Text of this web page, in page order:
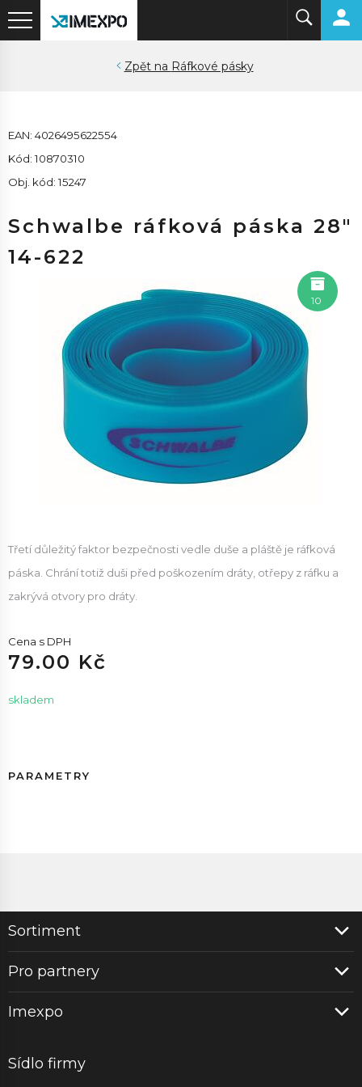
Ráfkové pásky
EAN: 4026495622554
Kód: 10870310
Obj. kód: 15247
Schwalbe ráfková páska 28"
14-622
10
Třetí důležitý faktor bezpečnosti vedle duše a pláště je ráfková
páska. Chrání totiž duši před poškozením dráty, otřepy z ráfku a
zakrývá otvory pro dráty.
Cena s DPH
79.00 Kč
skladem
PARAMETRY
Sortiment
Pro partnery
Imexpo
Sídlo firmy